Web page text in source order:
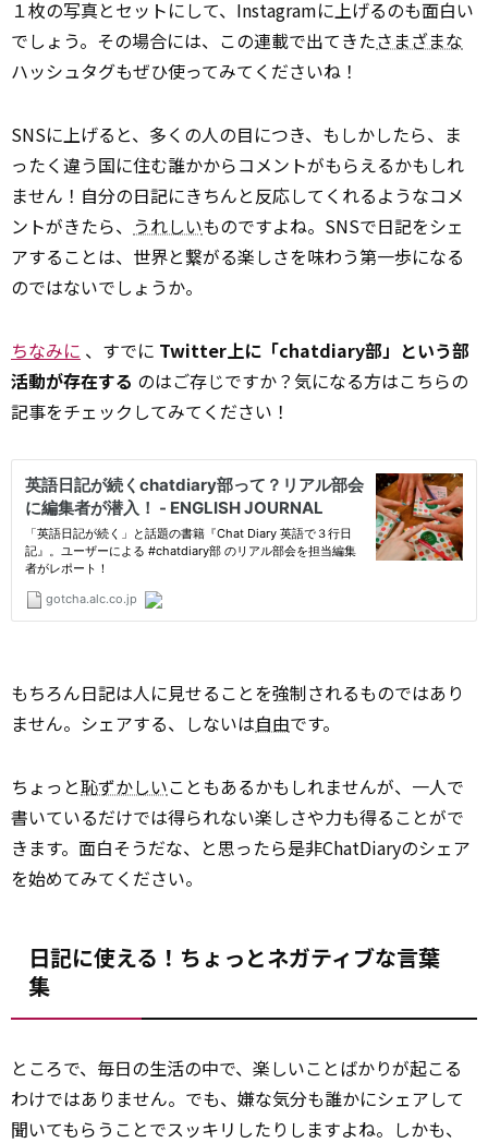
１枚の写真とセットにして、Instagramに上げるのも面白い
でしょう。その場合には、この連載で出てきたさまざまな
ハッシュタグもぜひ使ってみてくださいね！
SNSに上げると、多くの人の目につき、もしかしたら、ま
ったく違う国に住む誰かからコメントがもらえるかもしれ
ません！自分の日記にきちんと反応してくれるようなコメ
ントがきたら、 うれしいものですよね。SNSで日記をシェ
アすることは、世界と繋がる楽しさを味わう第一歩になる
のではないでしょうか。
ちなみに 、すでに Twitter上に「chatdiary部」という部
活動が存在する のはご存じですか？気になる方はこちらの
記事をチェックしてみてください！
もちろん日記は人に見せることを強制されるものではあり
ません。シェアする、しないは自由です。
ちょっと恥ずかしいこともあるかもしれませんが、一人で
書いているだけでは得られない楽しさや力も得ることがで
きます。面白そうだな、と思ったら是非ChatDiaryのシェア
を始めてみてください。
日記に使える！ちょっとネガティブな言葉
集
ところで、毎日の生活の中で、楽しいことばかりが起こる
わけではありません。でも、嫌な気分も誰かにシェアして
聞いてもらうことでスッキリしたりしますよね。しかも、